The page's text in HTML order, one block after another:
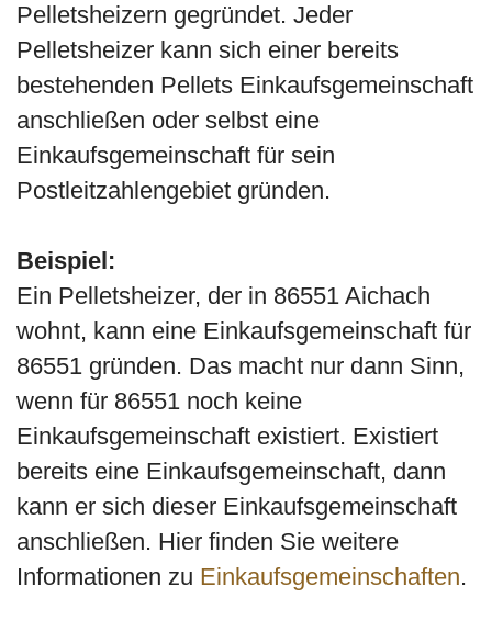
Pelletsheizern gegründet. Jeder
Pelletsheizer kann sich einer bereits
bestehenden Pellets Einkaufsgemeinschaft
anschließen oder selbst eine
Einkaufsgemeinschaft für sein
Postleitzahlengebiet gründen.
Beispiel:
Ein Pelletsheizer, der in 86551 Aichach
wohnt, kann eine Einkaufsgemeinschaft für
86551 gründen. Das macht nur dann Sinn,
wenn für 86551 noch keine
Einkaufsgemeinschaft existiert. Existiert
bereits eine Einkaufsgemeinschaft, dann
kann er sich dieser Einkaufsgemeinschaft
anschließen. Hier finden Sie weitere
Informationen zu Einkaufsgemeinschaften.